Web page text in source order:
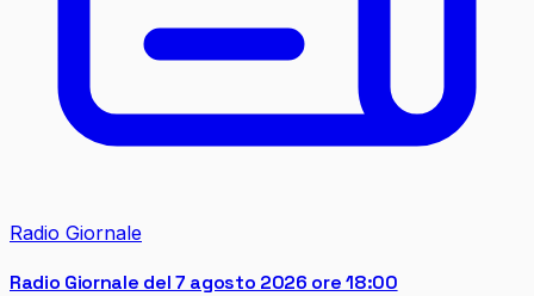
Radio Giornale
Radio Giornale del 7 agosto 2026 ore 18:00